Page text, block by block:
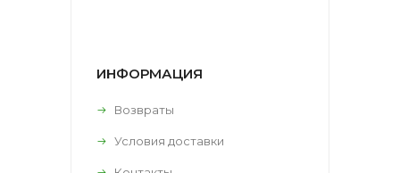
ИНФОРМАЦИЯ
Возвраты
Условия доставки